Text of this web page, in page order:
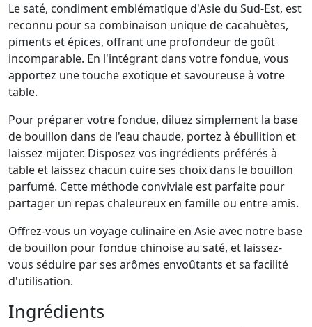
Le saté, condiment emblématique d'Asie du Sud-Est, est
reconnu pour sa combinaison unique de cacahuètes,
piments et épices, offrant une profondeur de goût
incomparable. En l'intégrant dans votre fondue, vous
apportez une touche exotique et savoureuse à votre
table.
Pour préparer votre fondue, diluez simplement la base
de bouillon dans de l'eau chaude, portez à ébullition et
laissez mijoter. Disposez vos ingrédients préférés à
table et laissez chacun cuire ses choix dans le bouillon
parfumé. Cette méthode conviviale est parfaite pour
partager un repas chaleureux en famille ou entre amis.
Offrez-vous un voyage culinaire en Asie avec notre base
de bouillon pour fondue chinoise au saté, et laissez-
vous séduire par ses arômes envoûtants et sa facilité
d'utilisation.
Ingrédients